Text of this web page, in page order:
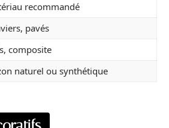
recommandé
pavés
composite
naturel ou synthétique